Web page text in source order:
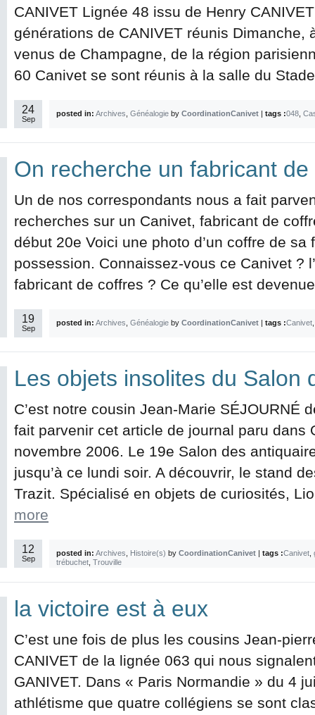
CANIVET Lignée 48 issu de Henry
générations de CANIVET réunis Dimanche,
venus de Champagne, de la région
60 Canivet se sont réunis à la salle du
24
Sep
posted in: Archives Généalogie by CoordinationCanivet | tags :048
On recherche un fabricant
Un de nos correspondants nous a fait
recherches sur un Canivet, fabricant de
début 20e Voici une photo d’un coffre de sa
possession. Connaissez-vous ce Canivet ?
fabricant de coffres ? Ce qu’elle est
19
Sep
posted in: Archives Généalogie by CoordinationCanivet | tags :Canivet
Les objets insolites du Salon
C’est notre cousin Jean-Marie SÉJOURNÉ
fait parvenir cet article de journal paru dans
novembre 2006. Le 19e Salon des
jusqu’à ce lundi soir. A découvrir, le stand
Trazit. Spécialisé en objets de curiosités,
more
12
Sep
posted in: Archives Histoire(s) by CoordinationCanivet | tags :Canivet
trébuchet Trouville
la victoire est à eux
C’est une fois de plus les cousins Jean-
CANIVET de la lignée 063 qui nous
GANIVET. Dans « Paris Normandie » du 4
athlétisme que quatre collégiens se sont